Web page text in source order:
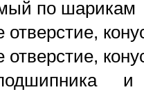
по шарикам
отверстие,
отверстие,